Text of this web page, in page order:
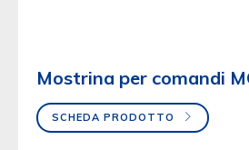
Mostrina per comandi
SCHEDA PRODOTTO